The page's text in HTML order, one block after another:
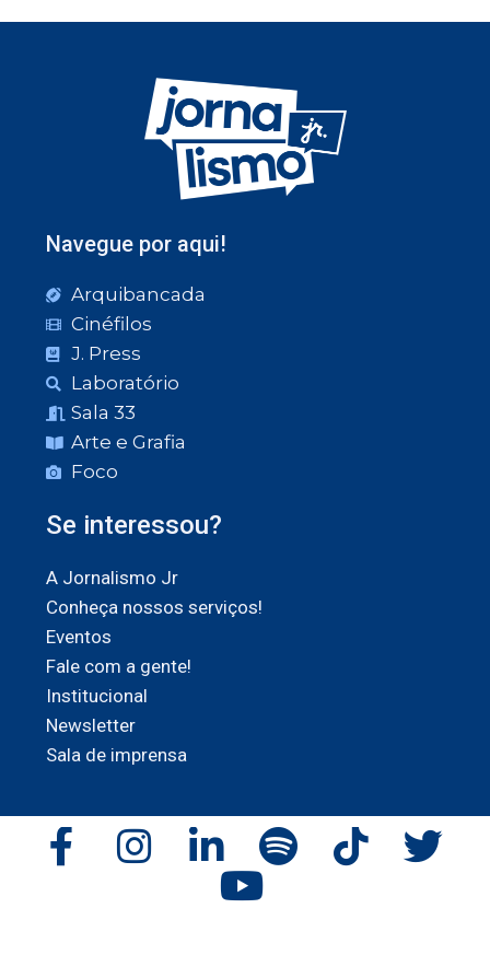
Navegue por aqui!
Arquibancada
Cinéfilos
J. Press
Laboratório
Sala 33
Arte e Grafia
Foco
Se interessou?
A Jornalismo Jr
Conheça nossos serviços!
Eventos
Fale com a gente!
Institucional
Newsletter
Sala de imprensa